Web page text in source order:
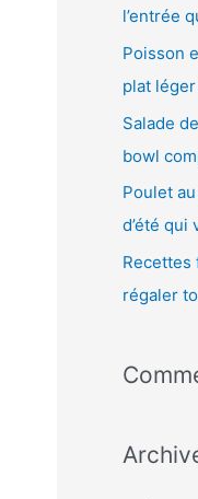
c
h
e
r
:
l’entrée
Poisson
plat
Salade
bowl
Poulet
d’été qui
Recettes
régaler